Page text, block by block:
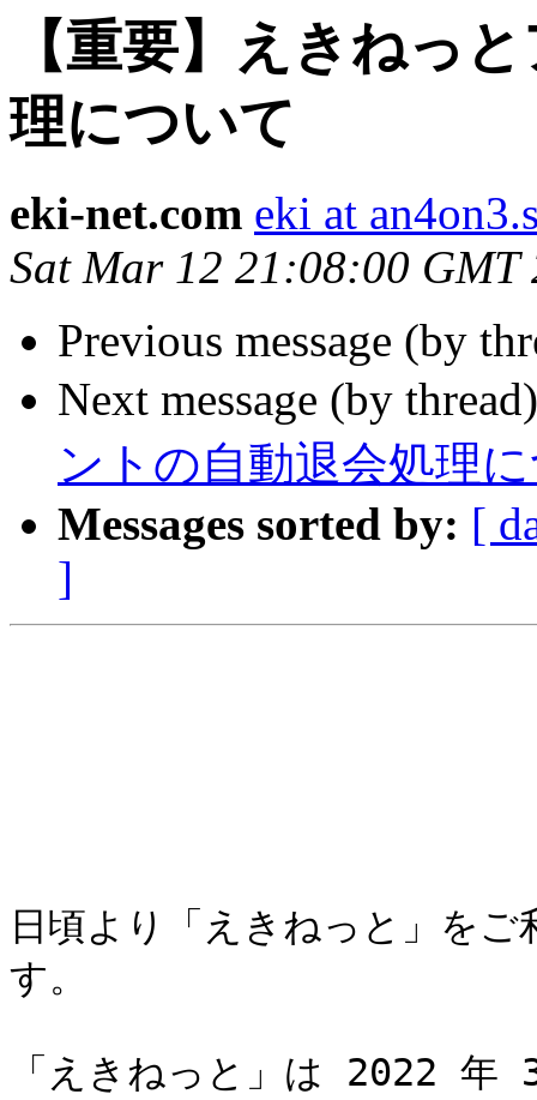
【重要】えきねっ
理について
eki-net.com eki at
Sat Mar 12 21:08:00 GMT
Previous message (by
Next message (by
ントの自動退会処理
Messages sorted by: [
]
日頃より「えきねっと」を
す。
「えきねっと」は 2022